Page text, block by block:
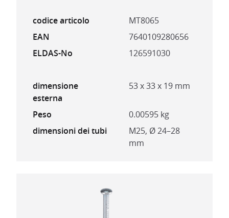
codice articolo
MT8065
EAN
7640109280656
ELDAS-No
126591030
dimensione
esterna
53 x 33 x 19 mm
Peso
0.00595 kg
dimensioni dei tubi
M25, Ø 24–28
mm